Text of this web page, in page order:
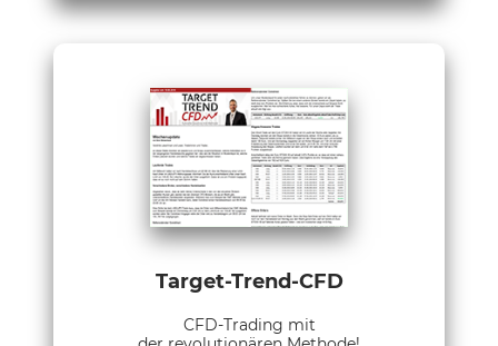
Target-Trend-CFD
CFD-Trading mit